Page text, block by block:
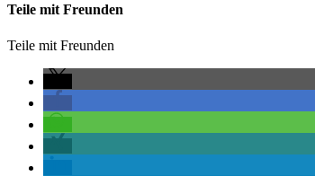
Teile mit Freunden
Teile mit Freunden